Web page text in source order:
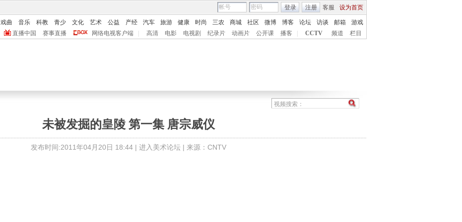
客服 设为首页
登录 注册
戏曲 音乐 科教 青少 文化 艺术 公益 产经 汽车 旅游 健康 时尚 三农 商城 社区 微博 博客 论坛 访谈 邮箱
游戏
直播中国 赛事直播 网络电视客户端 高清 电影 电视剧 纪录片 动画片 公开课 播客 CCTV 频道 栏目
未被发掘的皇陵 第一集 唐宗威仪
发布时间:2011年04月20日 18:44 | 进入美术论坛 | 来源：CNTV